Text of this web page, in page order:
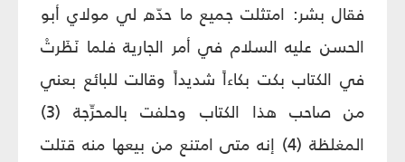
فقال بشر: امتثلت جميع ما حدّه لي مولاي أبو
الحسن عليه السلام في أمر الجارية فلما نَظَرتْ
في الكتاب بكت بكاءاً شديداً وقالت للبائع بعني
من صاحب هذا الكتاب وحلفت بالمحرِّجة (3)
المغلظة (4) إنه متى امتنع من بيعها منه قتلت